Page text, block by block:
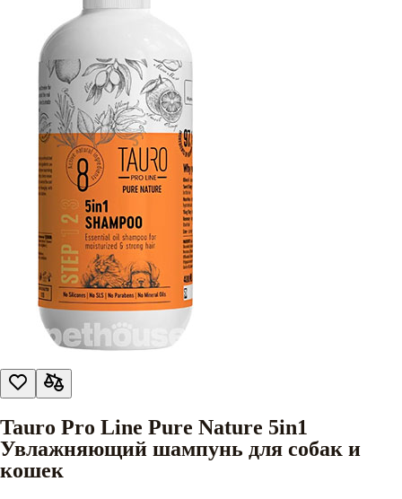
Tauro Pro Line Pure Nature 5in1
Увлажняющий шампунь для собак и
кошек